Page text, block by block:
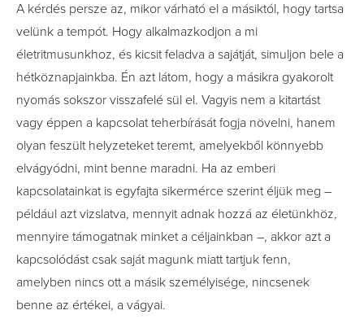
A kérdés persze az, mikor várható el a másiktól, hogy tartsa
velünk a tempót. Hogy alkalmazkodjon a mi
életritmusunkhoz, és kicsit feladva a sajátját, simuljon bele a
hétköznapjainkba. Én azt látom, hogy a másikra gyakorolt
nyomás sokszor visszafelé sül el. Vagyis nem a kitartást
vagy éppen a kapcsolat teherbírását fogja növelni, hanem
olyan feszült helyzeteket teremt, amelyekből könnyebb
elvágyódni, mint benne maradni. Ha az emberi
kapcsolatainkat is egyfajta sikermérce szerint éljük meg –
például azt vizslatva, mennyit adnak hozzá az életünkhöz,
mennyire támogatnak minket a céljainkban –, akkor azt a
kapcsolódást csak saját magunk miatt tartjuk fenn,
amelyben nincs ott a másik személyisége, nincsenek
benne az értékei, a vágyai.